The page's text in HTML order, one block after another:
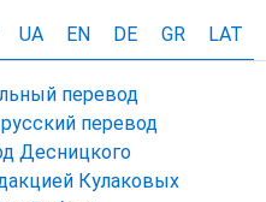
UA EN DE GR LAT
перевод
перевод
Десницкого
Кулаковых